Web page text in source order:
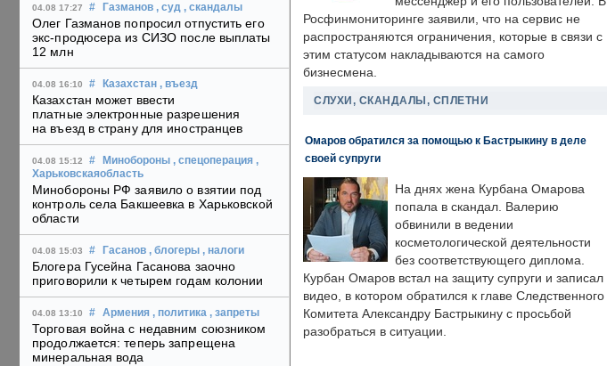
04.08 17:27 # Газманов , суд , скандалы
Олег Газманов попросил отпустить его
экс-продюсера из СИЗО после выплаты
12 млн
04.08 16:10 # Казахстан , въезд
Казахстан может ввести
платные электронные разрешения
на въезд в страну для иностранцев
04.08 15:12 # Минобороны , спецоперация ,
Харьковскаяобласть
Минобороны РФ заявило о взятии под
контроль села Бакшеевка в Харьковской
области
04.08 15:03 # Гасанов , блогеры , налоги
Блогера Гусейна Гасанова заочно
приговорили к четырем годам колонии
04.08 13:10 # Армения , политика , запреты
Торговая война с недавним союзником
продолжается: теперь запрещена
минеральная вода
Росфинмониторинге заявили, что на сервис не
распространяются ограничения, которые в связи с
этим статусом накладываются на самого
бизнесмена.
СЛУХИ, СКАНДАЛЫ, СПЛЕТНИ
Омаров обратился за помощью к Бастрыкину в деле
своей супруги
На днях жена Курбана Омарова
попала в скандал. Валерию
обвинили в ведении
косметологической деятельности
без соответствующего диплома.
Курбан Омаров встал на защиту супруги и записал
видео, в котором обратился к главе Следственного
Комитета Александру Бастрыкину с просьбой
разобраться в ситуации.